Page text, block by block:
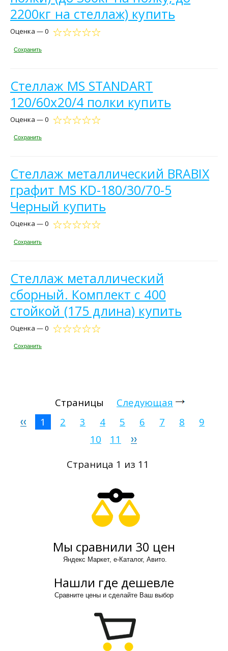
2200кг на стеллаж) купить
Оценка — 0
Сохранить
Стеллаж MS STANDART
120/60х20/4 полки купить
Оценка — 0
Сохранить
Стеллаж металлический BRABIX
графит MS KD-180/30/70-5
Черный купить
Оценка — 0
Сохранить
Стеллаж металлический
сборный. Комплект с 400
стойкой (175 длина) купить
Оценка — 0
Сохранить
Страницы
Следующая
1
2 3 4 5 6 7 8
9
10
11
Страница 1 из 11
Мы сравнили 30 цен
Яндекс Маркет, е-Каталог, Авито.
Нашли где дешевле
Сравните цены и сделайте Ваш выбор